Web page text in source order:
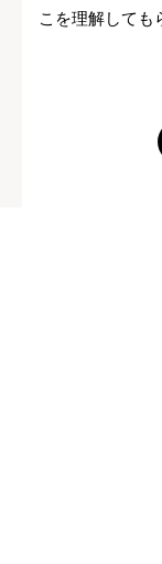
こを理解しても